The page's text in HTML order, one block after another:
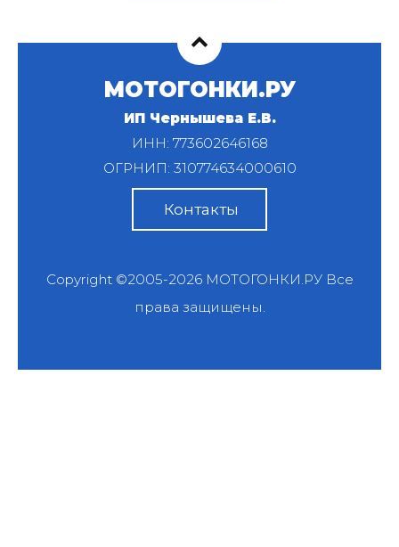
МОТОГОНКИ.РУ
ИП Чернышева Е.В.
ИНН: 773602646168
ОГРНИП: 310774634000610
Контакты
Copyright ©2005-2026 МОТОГОНКИ.РУВсе
права защищены.